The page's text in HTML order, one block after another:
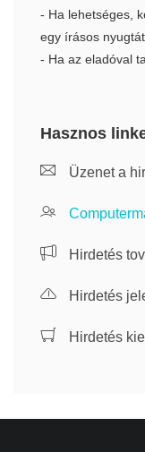
- Ha lehetséges,
egy írásos
- Ha az eladóval
Hasznos
Üzenet a
Hirdetés
Hirdetés
Hirdetés